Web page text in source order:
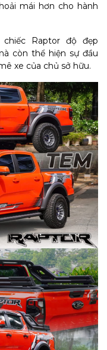
mái hơn cho hành
Raptor độ đẹp
còn thể hiện sự đầu
xe của chủ sở hữu.